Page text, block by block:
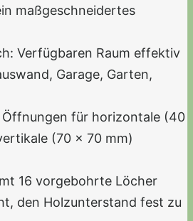
maßgeschneidertes
Verfügbaren Raum effektiv
Garage, Garten,
Öffnungen für horizontale (40
(70 x 70 mm)
16 vorgebohrte Löcher
den Holzunterstand fest zu